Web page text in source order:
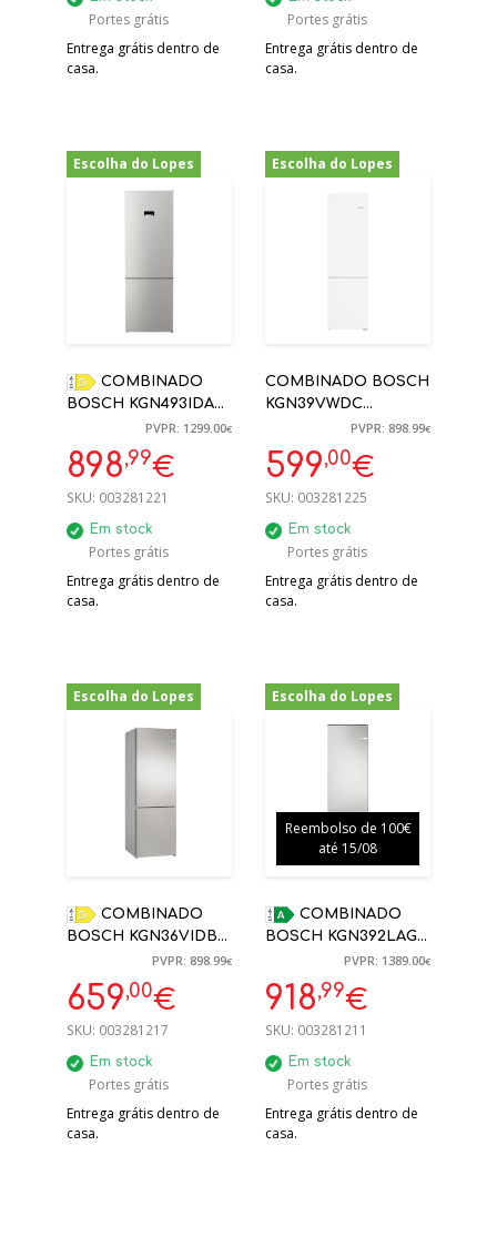
Portes grátis
Entrega grátis dentro de
casa.
Portes grátis
Entrega grátis dentro de
casa.
Escolha do Lopes
COMBINADO
BOSCH KGN493IDA
203X70X67CM 438L
NO FROST INOX D
PVPR: 1299.00€
898,99€
SKU: 003281221
Em stock
Portes grátis
Entrega grátis dentro de
casa.
Escolha do Lopes
COMBINADO BOSCH
KGN39VWDC
203X60X66CM 368L
NO FROST BRANCO
D
PVPR: 898.99€
599,00€
SKU: 003281225
Em stock
Portes grátis
Entrega grátis dentro de
casa.
Escolha do Lopes
-27%
COMBINADO
BOSCH KGN36VIDB
INOX NO FROST
1860X600X660MM D
PVPR: 898.99€
659,00€
SKU: 003281217
Em stock
Portes grátis
Entrega grátis dentro de
casa.
Escolha do Lopes
-34%
Reembolso de 100€
até 15/08
COMBINADO
BOSCH KGN392LAG
NOFROST 363 L
203X60X66,5CM A
INOX
PVPR: 1389.00€
918,99€
SKU: 003281211
Em stock
Portes grátis
Entrega grátis dentro de
casa.